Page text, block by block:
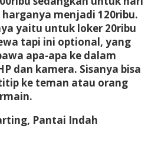
menjadi 120ribu.
yaitu untuk loker 20ribu
tapi ini optional, yang
apa-apa ke dalam
dan kamera. Sisanya bisa
ke teman atau orang
Pantai Indah